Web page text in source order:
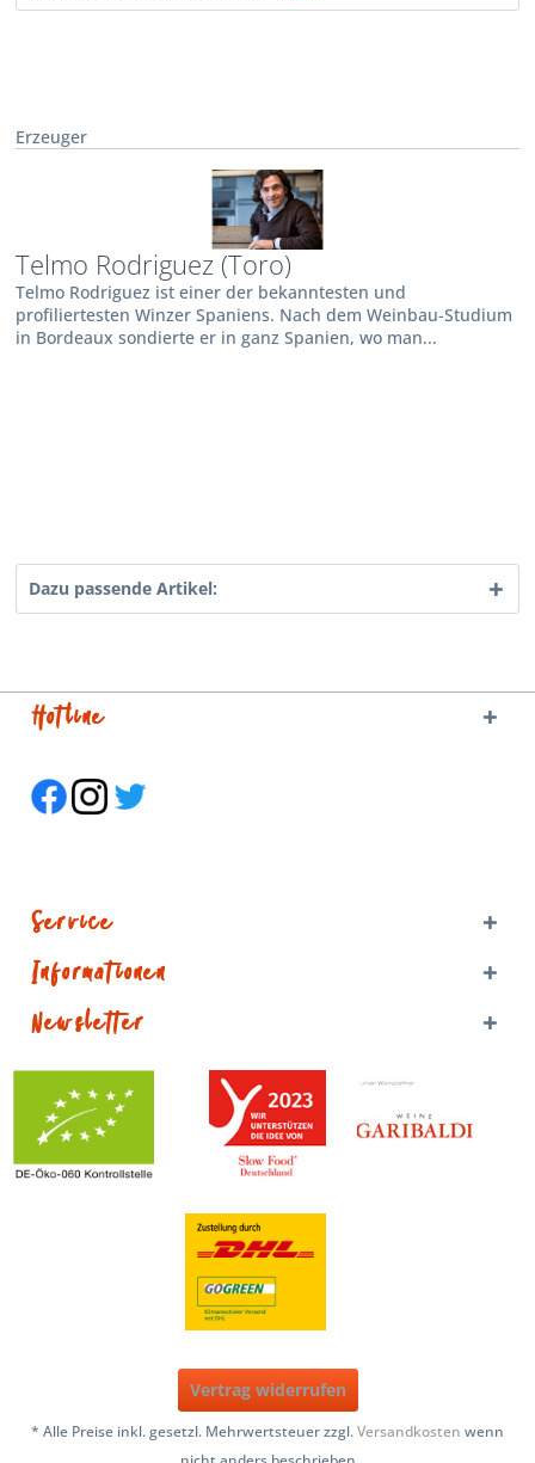
Erzeuger
Telmo Rodriguez (Toro)
Telmo Rodriguez ist einer der bekanntesten und
profiliertesten Winzer Spaniens. Nach dem Weinbau-Studium
in Bordeaux sondierte er in ganz Spanien, wo man...
Dazu passende Artikel:
Hotline
Service
Informationen
Newsletter
Vertrag widerrufen
* Alle Preise inkl. gesetzl. Mehrwertsteuer zzgl.Versandkosten wenn